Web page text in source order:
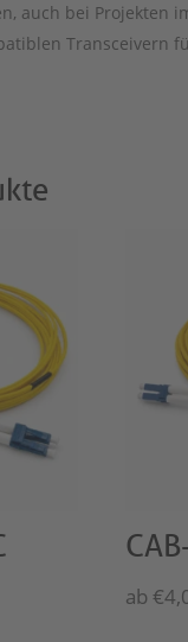
auch bei Projekten
Transceivern
ab €